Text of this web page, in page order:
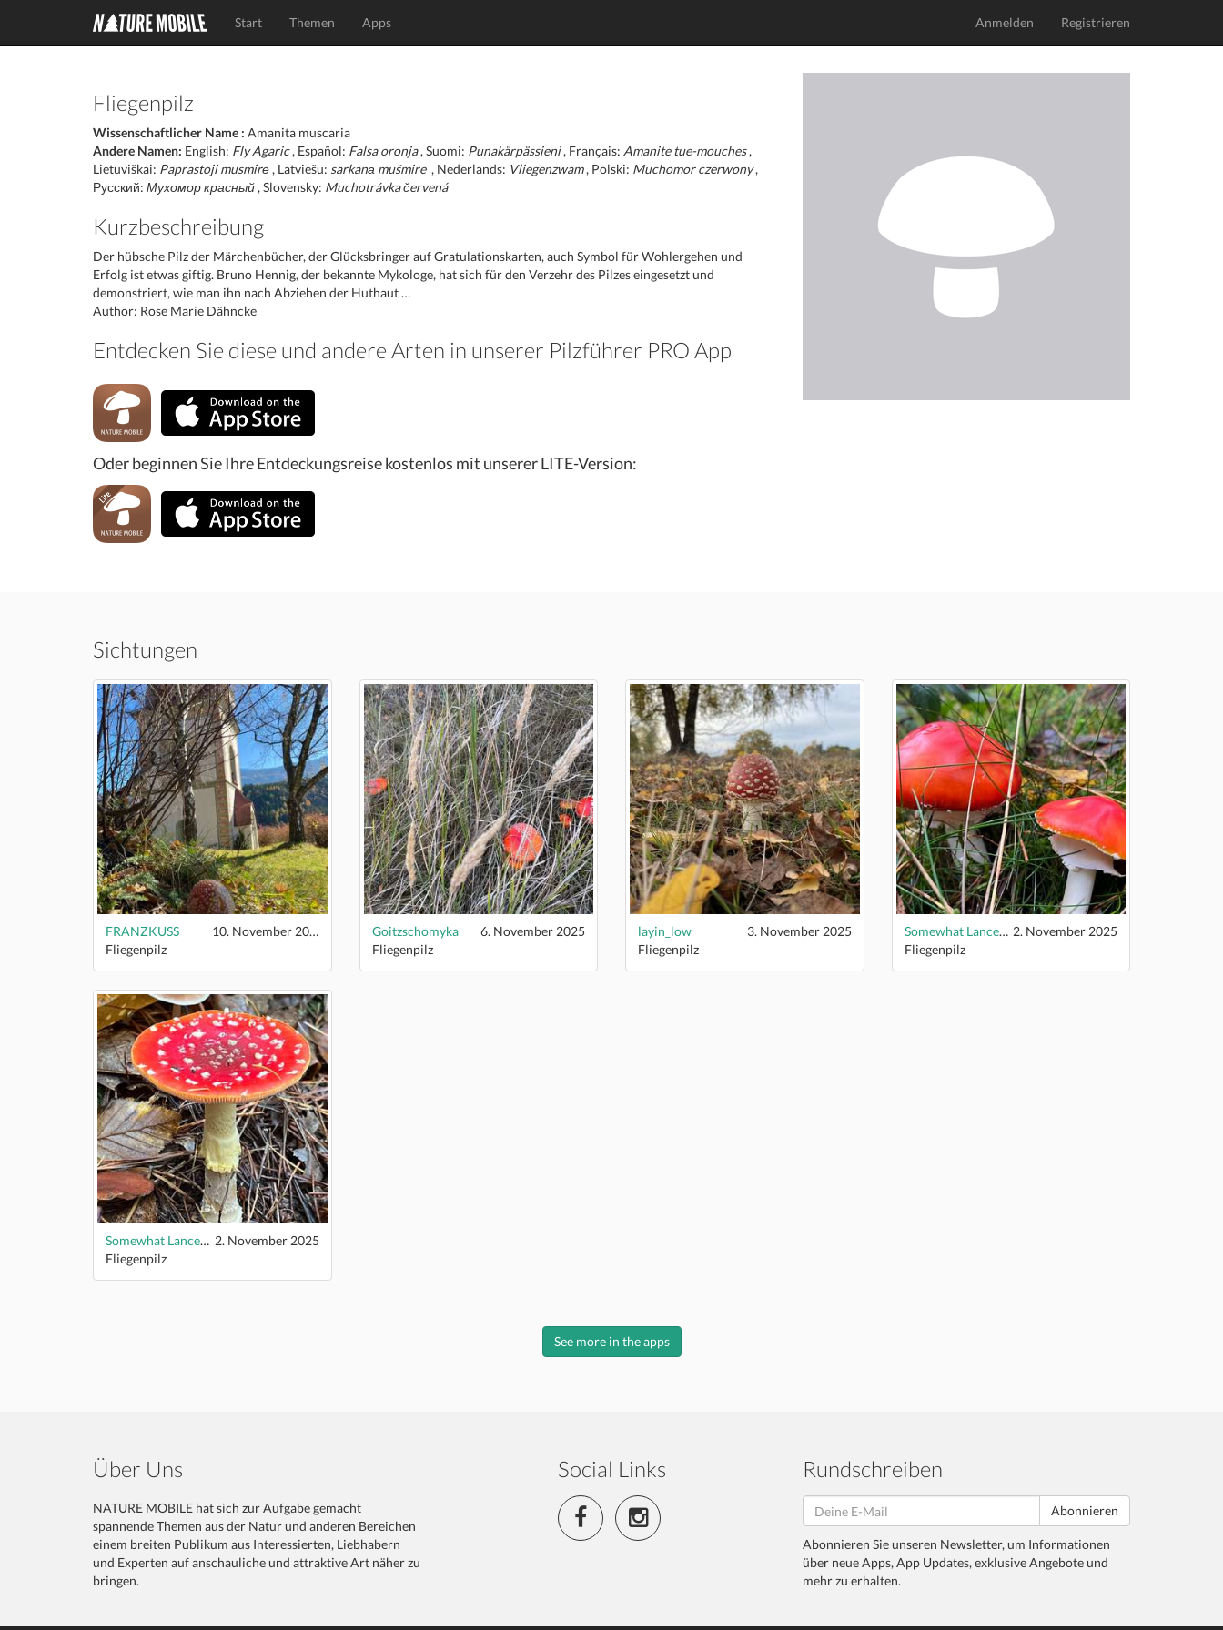
Start Themen Apps Anmelden Registrieren
Fliegenpilz
Wissenschaftlicher Name : Amanita muscaria
Andere Namen: English: Fly Agaric, Español: Falsa oronja, Suomi: Punakärpässieni, Français: Amanite tue-mouches,
Lietuviškai: Paprastoji musmirė , Latviešu: sarkanā mušmire , Nederlands: Vliegenzwam, Polski: Muchomor czerwony,
Русский: Мухомор красный , Slovensky: Muchotrávka červená
Kurzbeschreibung
Der hübsche Pilz der Märchenbücher, der Glücksbringer auf Gratulationskarten, auch Symbol für Wohlergehen und
Erfolg ist etwas giftig. Bruno Hennig, der bekannte Mykologe, hat sich für den Verzehr des Pilzes eingesetzt und
demonstriert, wie man ihn nach Abziehen der Huthaut …
Author: Rose Marie Dähncke
Entdecken Sie diese und andere Arten in unserer Pilzführer PRO App
Oder beginnen Sie Ihre Entdeckungsreise kostenlos mit unserer LITE-Version:
Sichtungen
FRANZKUSS
10. November 2025
Fliegenpilz
Goitzschomyka
6. November 2025
Fliegenpilz
layin_low
3. November 2025
Fliegenpilz
Somewhat Lancelike 2. November 2025
Fliegenpilz
Somewhat Lancelike 2. November 2025
Fliegenpilz
See more in the apps
Über Uns
NATURE MOBILE hat sich zur Aufgabe gemacht
spannende Themen aus der Natur und anderen Bereichen
einem breiten Publikum aus Interessierten, Liebhabern
und Experten auf anschauliche und attraktive Art näher zu
bringen.
Social Links Rundschreiben
Abonnieren
Abonnieren Sie unseren Newsletter, um Informationen
über neue Apps, App Updates, exklusive Angebote und
mehr zu erhalten.